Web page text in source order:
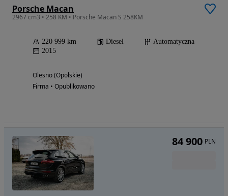
Porsche Macan
2967 cm3 • 258 KM • Porsche Macan S 258KM
220 999 km Diesel
Automatyczna
2015
Olesno (Opolskie)
Firma • Opublikowano
84 900 PLN